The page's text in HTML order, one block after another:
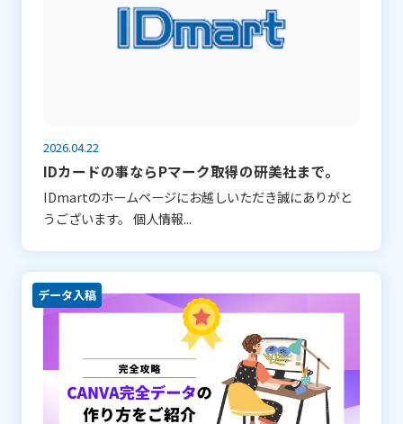
2026.04.22
IDカードの事ならPマーク取得の研美社まで。
IDmartのホームページにお越しいただき誠にありがと
うございます。 個人情報...
データ入稿